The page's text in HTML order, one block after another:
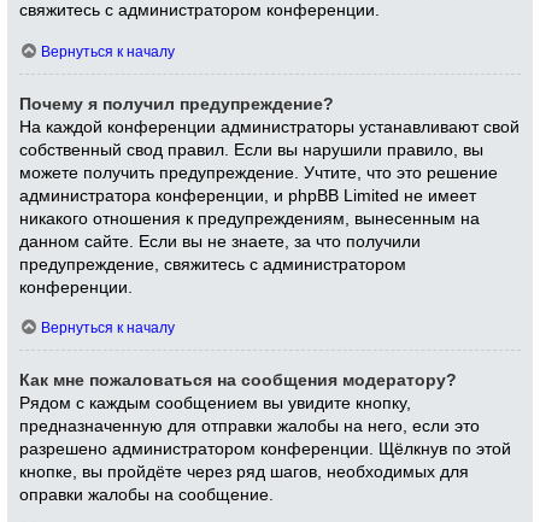
свяжитесь с администратором конференции.
Вернуться к началу
Почему я получил предупреждение?
На каждой конференции администраторы устанавливают свой
собственный свод правил. Если вы нарушили правило, вы
можете получить предупреждение. Учтите, что это решение
администратора конференции, и phpBB Limited не имеет
никакого отношения к предупреждениям, вынесенным на
данном сайте. Если вы не знаете, за что получили
предупреждение, свяжитесь с администратором
конференции.
Вернуться к началу
Как мне пожаловаться на сообщения модератору?
Рядом с каждым сообщением вы увидите кнопку,
предназначенную для отправки жалобы на него, если это
разрешено администратором конференции. Щёлкнув по этой
кнопке, вы пройдёте через ряд шагов, необходимых для
оправки жалобы на сообщение.